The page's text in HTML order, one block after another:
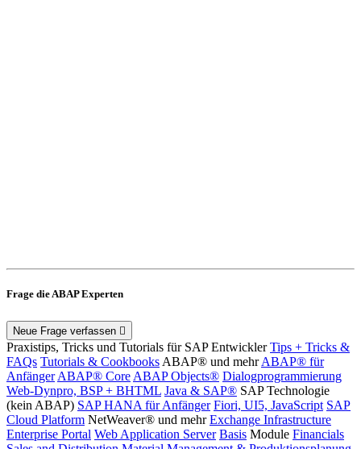
Frage die ABAP Experten
Neue Frage verfassen
Praxistips, Tricks und Tutorials für SAP Entwickler Tips + Tricks &
FAQs Tutorials & Cookbooks ABAP® und mehr ABAP® für
Anfänger ABAP® Core ABAP Objects® Dialogprogrammierung
Web-Dynpro, BSP + BHTML Java & SAP® SAP Technologie
(kein ABAP) SAP HANA für Anfänger Fiori, UI5, JavaScript SAP
Cloud Platform NetWeaver® und mehr Exchange Infrastructure
Enterprise Portal Web Application Server Basis Module Financials